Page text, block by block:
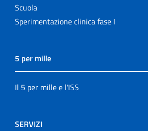
Scuola
Sperimentazione clinica fase I
5 per mille
Il 5 per mille e l'ISS
SERVIZI